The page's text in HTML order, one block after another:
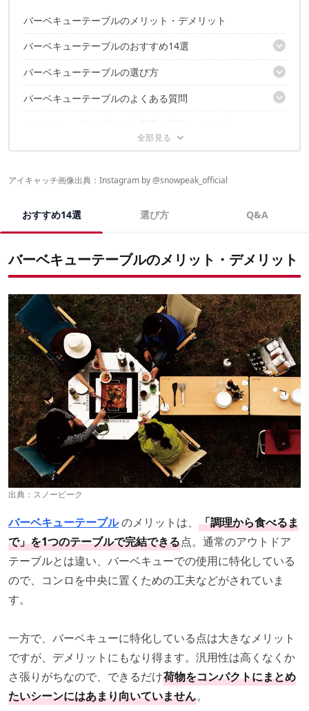
バーベキューテーブルのメリット・デメリット
バーベキューテーブルのおすすめ14選
【グリル型】バーベキューテーブルおすすめ6選
【囲炉裏型】バーベキューテーブルおすすめ8選
バーベキューテーブルの選び方
①種類｜「グリル一体型」と「囲炉裏型」の2種類
③素材｜重さやデザインを左右する重要なポイント
バーベキューテーブルのよくある質問
バーベキューテーブルの保管方法は？
バーベキューテーブルに関するおすすめの記事はこちら
アイキャッチ画像出典：Instagram by @snowpeak_official
おすすめ14選 選び方 Q&A
バーベキューテーブルのメリット・デメリット
出典： スノーピーク
バーベキューテーブルのメリットは、 「調理から食べるま
で」を1つのテーブルで完結できる点。通常のアウトドア
テーブルとは違い、バーベキューでの使用に特化している
ので、コンロを中央に置くための工夫などがされていま
す。
一方で、バーベキューに特化している点は大きなメリット
ですが、デメリットにもなり得ます。汎用性は高くなくか
さ張りがちなので、できるだけ荷物をコンパクトにまとめ
たいシーンにはあまり向いていません。